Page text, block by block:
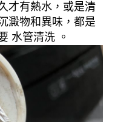
才有熱水，或是清
澱物和異味，都是
水管清洗 。